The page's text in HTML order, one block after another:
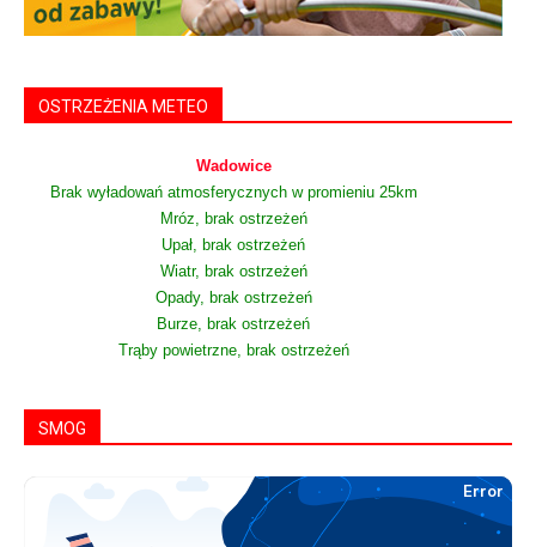
OSTRZEŻENIA METEO
Wadowice
Brak wyładowań atmosferycznych w promieniu 25km
Mróz, brak ostrzeżeń
Upał, brak ostrzeżeń
Wiatr, brak ostrzeżeń
Opady, brak ostrzeżeń
Burze, brak ostrzeżeń
Trąby powietrzne, brak ostrzeżeń
SMOG